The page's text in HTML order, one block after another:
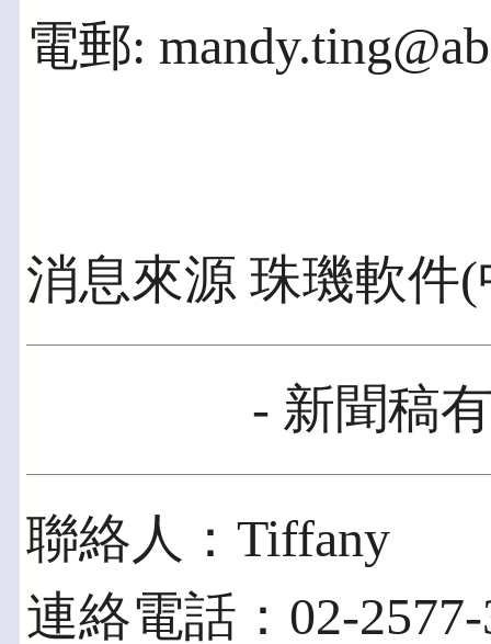
電郵:
消息來源 珠璣軟件
- 新聞稿
聯絡人：Tiffany
連絡電話：02-2577-